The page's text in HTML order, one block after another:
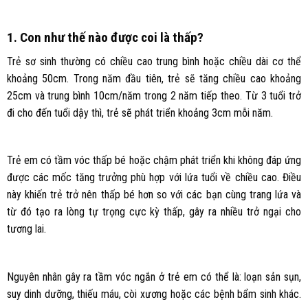
1. Con như thế nào được coi là thấp?
Trẻ sơ sinh thường có chiều cao trung bình hoặc chiều dài cơ thể
khoảng 50cm. Trong năm đầu tiên, trẻ sẽ tăng chiều cao khoảng
25cm và trung bình 10cm/năm trong 2 năm tiếp theo. Từ 3 tuổi trở
đi cho đến tuổi dậy thì, trẻ sẽ phát triển khoảng 3cm mỗi năm.
Trẻ em có tầm vóc thấp bé hoặc chậm phát triển khi không đáp ứng
được các mốc tăng trưởng phù hợp với lứa tuổi về chiều cao. Điều
này khiến trẻ trở nên thấp bé hơn so với các bạn cùng trang lứa và
từ đó tạo ra lòng tự trọng cực kỳ thấp, gây ra nhiều trở ngại cho
tương lai.
Nguyên nhân gây ra tầm vóc ngắn ở trẻ em có thể là: loạn sản sụn,
suy dinh dưỡng, thiếu máu, còi xương hoặc các bệnh bẩm sinh khác.